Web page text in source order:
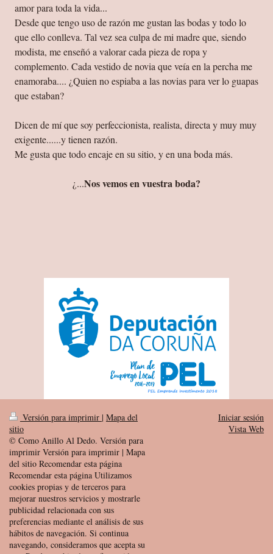
amor para toda la vida...
Desde que tengo uso de razón me gustan las bodas y todo lo
que ello conlleva. Tal vez sea culpa de mi madre que, siendo
modista, me enseñó a valorar cada pieza de ropa y
complemento. Cada vestido de novia que veía en la percha me
enamoraba.... ¿Quien no espiaba a las novias para ver lo guapas
que estaban?
Dicen de mí que soy perfeccionista, realista, directa y muy muy
exigente......y tienen razón.
Me gusta que todo encaje en su sitio, y en una boda más.
¿...Nos vemos en vuestra boda?
Versión para imprimir | Mapa del
sitio
© Como Anillo Al Dedo. Versión para
imprimir Versión para imprimir | Mapa
del sitio Recomendar esta página
Recomendar esta página Utilizamos
cookies propias y de terceros para
mejorar nuestros servicios y mostrarle
publicidad relacionada con sus
preferencias mediante el análisis de sus
hábitos de navegación. Si continua
navegando, consideramos que acepta su
Iniciar sesión
Vista Web